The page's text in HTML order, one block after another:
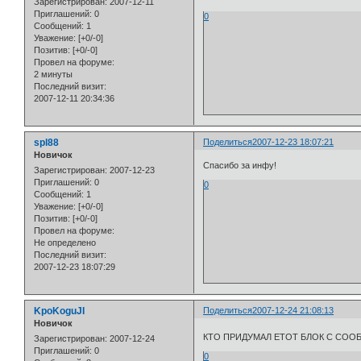
Приглашений: 0
Сообщений: 1
Уважение: [+0/-0]
Позитив: [+0/-0]
Провел на форуме:
2 минуты
Последний визит:
2007-12-11 20:34:36
0
Поделиться2007-12-23 18:07:21
spl88
Новичок
Зарегистрирован: 2007-12-23
Приглашений: 0
Сообщений: 1
Уважение: [+0/-0]
Позитив: [+0/-0]
Провел на форуме:
Не определено
Последний визит:
2007-12-23 18:07:29
Спасибо за инфу!
0
Поделиться2007-12-24 21:08:13
KpoKoguJI
Новичок
Зарегистрирован: 2007-12-24
Приглашений: 0
КТО ПРИДУМАЛ ЕТОТ БЛОК С
0